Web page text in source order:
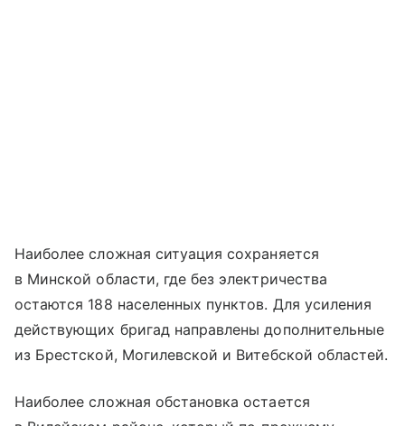
Наиболее сложная ситуация сохраняется
в Минской области, где без электричества
остаются 188 населенных пунктов. Для усиления
действующих бригад направлены дополнительные
из Брестской, Могилевской и Витебской областей.
Наиболее сложная обстановка остается